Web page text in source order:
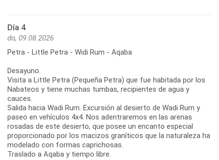
Día 4
do, 09.08.2026
Petra - Little Petra - Widi Rum - Aqaba
Desayuno.
Visita a Little Petra (Pequeña Petra) que fue habitada por los
Nabateos y tiene muchas tumbas, recipientes de agua y
cauces.
Salida hacia Wadi Rum. Excursión al desierto de Wadi Rum y
paseo en vehículos 4x4. Nos adentraremos en las arenas
rosadas de este desierto, que posee un encanto especial
proporcionado por los macizos graníticos que la naturaleza ha
modelado con formas caprichosas.
Traslado a Aqaba y tiempo libre.